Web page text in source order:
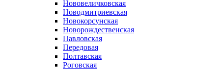
Нововеличковская
Новодмитриевская
Новокорсунская
Новорождественская
Павловская
Передовая
Полтавская
Роговская